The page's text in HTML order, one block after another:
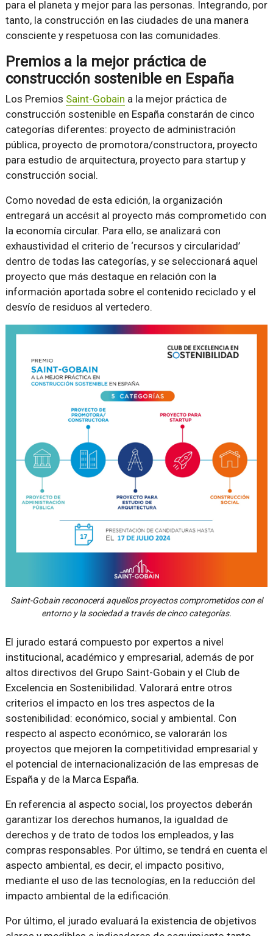
para el planeta y mejor para las personas. Integrando, por
tanto, la construcción en las ciudades de una manera
consciente y respetuosa con las comunidades.
Premios a la mejor práctica de
construcción sostenible en España
Los Premios Saint-Gobain a la mejor práctica de
construcción sostenible en España constarán de cinco
categorías diferentes: proyecto de administración
pública, proyecto de promotora/constructora, proyecto
para estudio de arquitectura, proyecto para startup y
construcción social.
Como novedad de esta edición, la organización
entregará un accésit al proyecto más comprometido con
la economía circular. Para ello, se analizará con
exhaustividad el criterio de ‘recursos y circularidad’
dentro de todas las categorías, y se seleccionará aquel
proyecto que más destaque en relación con la
información aportada sobre el contenido reciclado y el
desvío de residuos al vertedero.
Saint-Gobain reconocerá aquellos proyectos comprometidos con el
entorno y la sociedad a través de cinco categorías.
El jurado estará compuesto por expertos a nivel
institucional, académico y empresarial, además de por
altos directivos del Grupo Saint-Gobain y el Club de
Excelencia en Sostenibilidad. Valorará entre otros
criterios el impacto en los tres aspectos de la
sostenibilidad: económico, social y ambiental. Con
respecto al aspecto económico, se valorarán los
proyectos que mejoren la competitividad empresarial y
el potencial de internacionalización de las empresas de
España y de la Marca España.
En referencia al aspecto social, los proyectos deberán
garantizar los derechos humanos, la igualdad de
derechos y de trato de todos los empleados, y las
compras responsables. Por último, se tendrá en cuenta el
aspecto ambiental, es decir, el impacto positivo,
mediante el uso de las tecnologías, en la reducción del
impacto ambiental de la edificación.
Por último, el jurado evaluará la existencia de objetivos